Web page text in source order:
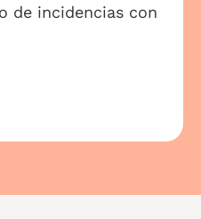
de incidencias con